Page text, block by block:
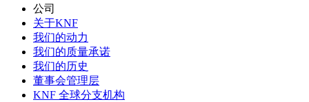
公司
关于KNF
我们的动力
我们的质量承诺
我们的历史
董事会管理层
KNF 全球分支机构